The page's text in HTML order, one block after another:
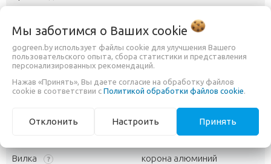
Дата выхода на рынок
Класс велосипеда ? Горный
Пол / Возраст
Мужской, Женский, Унисекс,
Вилка ? корона алюминий
Мы заботимся о Ваших cookie
gogreen.by использует файлы cookie для улучшения Вашего
пользовательского опыта, сбора статистики и представления
персонализированных рекомендаций.
Нажав «Принять», Вы даете согласие на обработку файлов
cookie в соответствии с Политикой обработки файлов cookie
Отклонить Настроить Принять